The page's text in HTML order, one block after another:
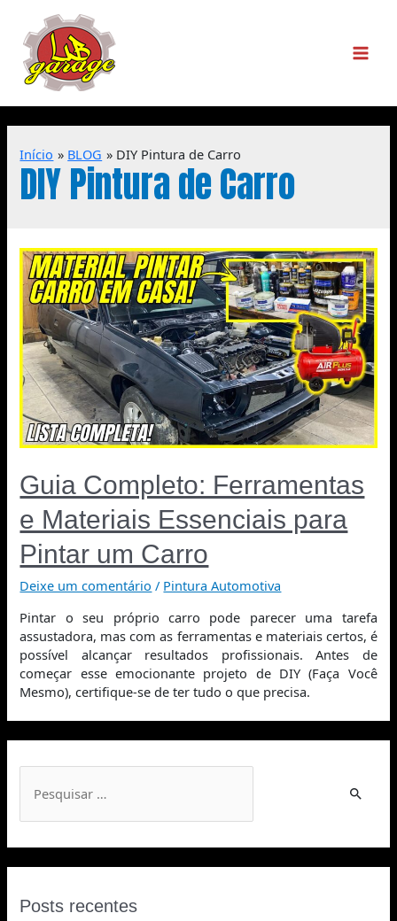
Início BLOG DIY Pintura de Carro
DIY Pintura de Carro
Guia Completo: Ferramentas
e Materiais Essenciais para
Pintar um Carro
Deixe um comentário / Pintura Automotiva
Pintar o seu próprio carro pode parecer uma tarefa
assustadora, mas com as ferramentas e materiais certos, é
possível alcançar resultados profissionais. Antes de
começar esse emocionante projeto de DIY (Faça Você
Mesmo), certifique-se de ter tudo o que precisa.
Posts recentes